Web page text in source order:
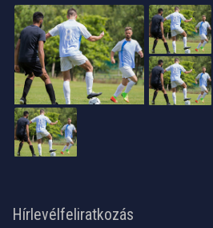
Hírlevélfeliratkozás